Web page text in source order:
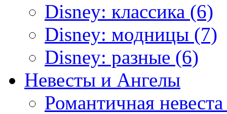
Disney: классика (6)
Disney: модницы (7)
Disney: разные (6)
Невесты и Ангелы
Романтичная